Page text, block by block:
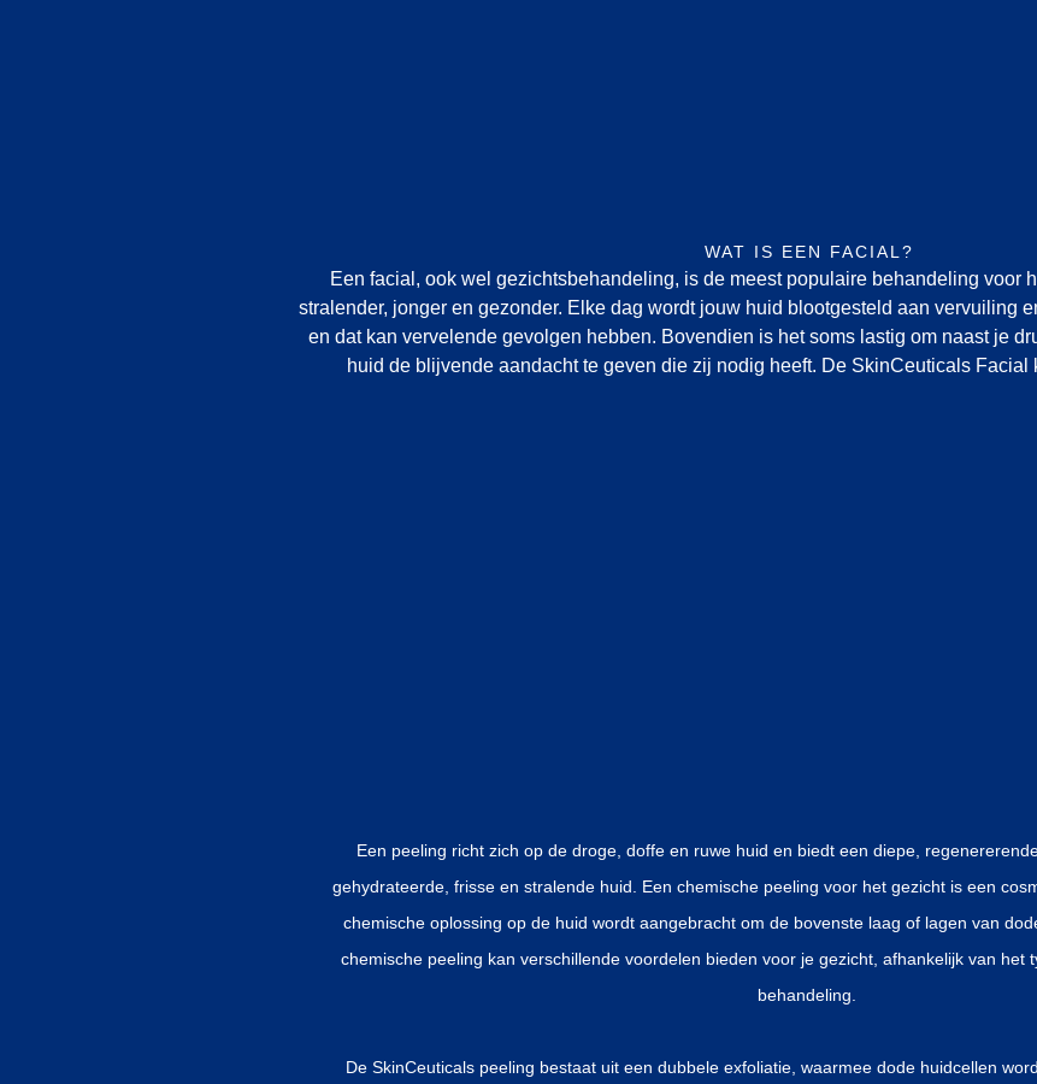
WAT IS EEN FACIAL?
Een facial, ook wel gezichtsbehandeling, is de meest populaire behandeling voor
stralender, jonger en gezonder. Elke dag wordt jouw huid blootgesteld aan vervuiling
en dat kan vervelende gevolgen hebben. Bovendien is het soms lastig om naast je
huid de blijvende aandacht te geven die zij nodig heeft. De SkinCeuticals Facial
Een peeling richt zich op de droge, doffe en ruwe huid en biedt een diepe,
gehydrateerde, frisse en stralende huid. Een chemische peeling voor het gezicht is een
chemische oplossing op de huid wordt aangebracht om de bovenste laag of lagen van
chemische peeling kan verschillende voordelen bieden voor je gezicht, afhankelijk van het
behandeling.
De SkinCeuticals peeling bestaat uit een dubbele exfoliatie, waarmee dode huidcellen